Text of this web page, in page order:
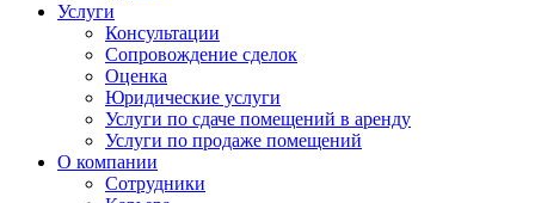
Услуги
Консультации
Сопровождение сделок
Оценка
Юридические услуги
Услуги по сдаче помещений в аренду
Услуги по продаже помещений
О компании
Сотрудники